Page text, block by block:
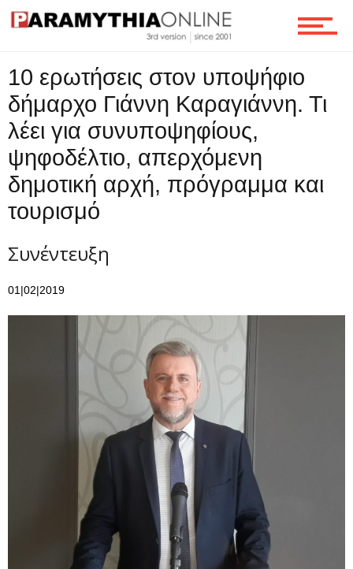
10 ερωτήσεις στον υποψήφιο
δήμαρχο Γιάννη Καραγιάννη. Τι
λέει για συνυποψηφίους,
ψηφοδέλτιο, απερχόμενη
δημοτική αρχή, πρόγραμμα και
τουρισμό
Συνέντευξη
01|02|2019